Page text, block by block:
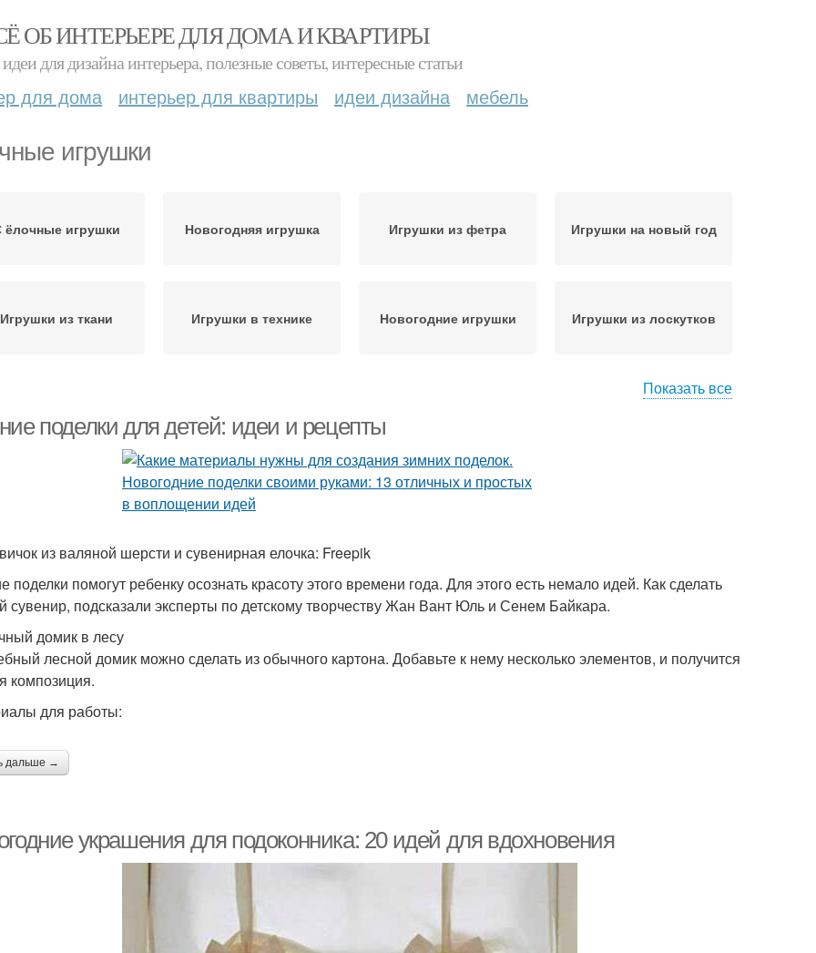
ОБ ИНТЕРЬЕРЕ ДЛЯ ДОМА И КВАРТИРЫ
для дизайна интерьера, полезные советы, интересные статьи
для дома интерьер для квартиры идеи дизайна мебель
игрушки
ёлочные игрушки Новогодняя игрушка Игрушки из фетра Игрушки на новый год
Игрушки из ткани Игрушки в технике Новогодние игрушки Игрушки из лоскутков
новогодние игрушки
Фетровые игрушки
Ёлочный шар Игрушка с искрой Игрушки на елку Игрушки из лампочек
игрушки
из бумаги
Показать все
поделки для детей: идеи и рецепты
из валяной шерсти и сувенирная елочка: Freepik
поделки помогут ребенку осознать красоту этого времени года. Для этого есть немало идей. Как сделать
сувенир, подсказали эксперты по детскому творчеству Жан Вант Юль и Сенем Байкара.
домик в лесу
лесной домик можно сделать из обычного картона. Добавьте к нему несколько элементов, и получится
композиция.
для работы:
дальше →
украшения для подоконника: 20 идей для вдохновения